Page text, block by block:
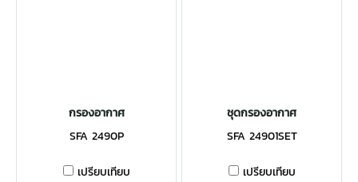
กรองอากาศ
SFA 2490P
เปรียบเทียบ
ชุดกรองอากาศ
SFA 24901SET
เปรียบเทียบ